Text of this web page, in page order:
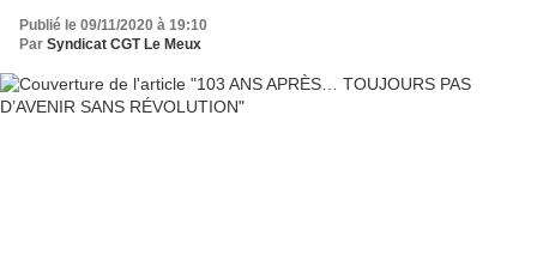
Publié le 09/11/2020 à 19:10
Par Syndicat CGT Le Meux